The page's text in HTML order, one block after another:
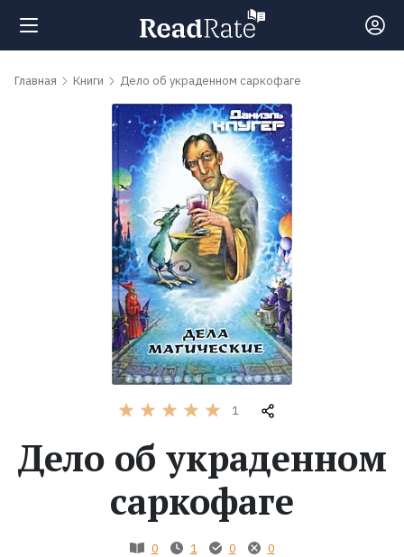
Поиск
обсуждаемые
Жанры
Экранизации
Главная Книги Дело об украденном саркофаге
1
Дело об украденном
саркофаге
0 1 0 0